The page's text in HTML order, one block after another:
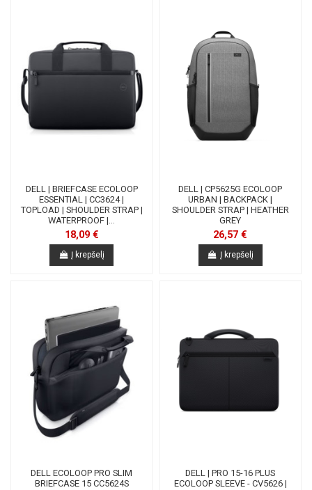
DELL | BRIEFCASE ECOLOOP
ESSENTIAL | CC3624 |
TOPLOAD | SHOULDER STRAP |
WATERPROOF |...
18,09 €
Į krepšelį
DELL | CP5625G ECOLOOP
URBAN | BACKPACK |
SHOULDER STRAP | HEATHER
GREY
26,57 €
Į krepšelį
DELL ECOLOOP PRO SLIM
BRIEFCASE 15 CC5624S
DELL | PRO 15-16 PLUS
ECOLOOP SLEEVE - CV5626 |